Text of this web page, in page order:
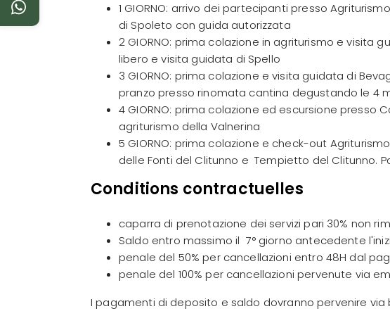
1 GIORNO: arrivo dei partecipanti presso
di Spoleto con guida autorizzata
2 GIORNO: prima colazione in agriturismo e visita
libero e visita guidata di Spello
3 GIORNO: prima colazione e visita guidata di
pranzo presso rinomata cantina degustando le 4
4 GIORNO: prima colazione ed escursione presso
agriturismo della Valnerina
5 GIORNO: prima colazione e check-out
delle Fonti del Clitunno e Tempietto del Clitunno.
Conditions contractuelles
caparra di prenotazione dei servizi pari 30% non
Saldo entro massimo il 7° giorno antecedente
penale del 50% per cancellazioni entro 48H dal
penale del 100% per cancellazioni pervenute via
I pagamenti di deposito e saldo dovranno pervenire via